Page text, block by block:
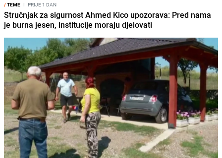
/TEME I PRIJE 1 DAN
Stručnjak za sigurnost Ahmed Kico upozorava: Pred nama
je burna jesen, institucije moraju djelovati